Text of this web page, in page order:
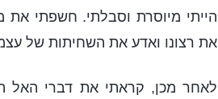
הייתי מיוסרת וסבלתי. חשפתי את
את רצונו ואדע את השחיתות של
לאחר מכן, קראתי את דברי האל